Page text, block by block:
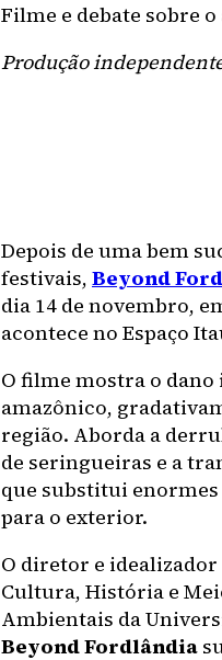
Filme e debate sobre
Produção
Depois de uma bem
festivais, Beyond
dia 14 de novembro,
acontece no Espaço
O filme mostra o
amazônico,
região. Aborda a
de seringueiras e a
que substitui
para o exterior.
O diretor e
Cultura, História e
Ambientais da
Beyond Fordlândia